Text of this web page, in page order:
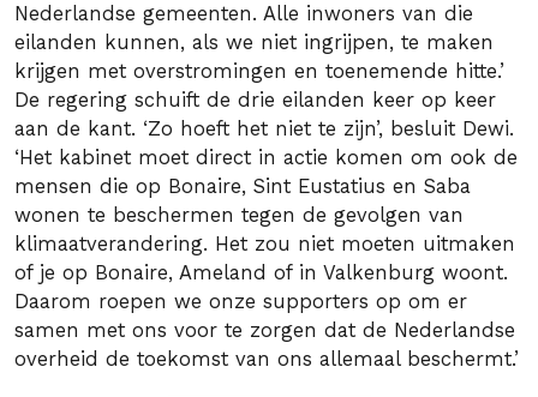
Nederlandse gemeenten. Alle inwoners van die
eilanden kunnen, als we niet ingrijpen, te maken
krijgen met overstromingen en toenemende hitte.’
De regering schuift de drie eilanden keer op keer
aan de kant. ‘Zo hoeft het niet te zijn’, besluit Dewi.
‘Het kabinet moet direct in actie komen om ook de
mensen die op Bonaire, Sint Eustatius en Saba
wonen te beschermen tegen de gevolgen van
klimaatverandering. Het zou niet moeten uitmaken
of je op Bonaire, Ameland of in Valkenburg woont.
Daarom roepen we onze supporters op om er
samen met ons voor te zorgen dat de Nederlandse
overheid de toekomst van ons allemaal beschermt.’